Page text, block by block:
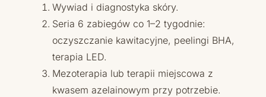
Wywiad i diagnostyka skóry.
Seria 6 zabiegów co 1–2 tygodnie:
oczyszczanie kawitacyjne, peelingi BHA,
terapia LED.
Mezoterapia lub terapii miejscowa z
kwasem azelainowym przy potrzebie.